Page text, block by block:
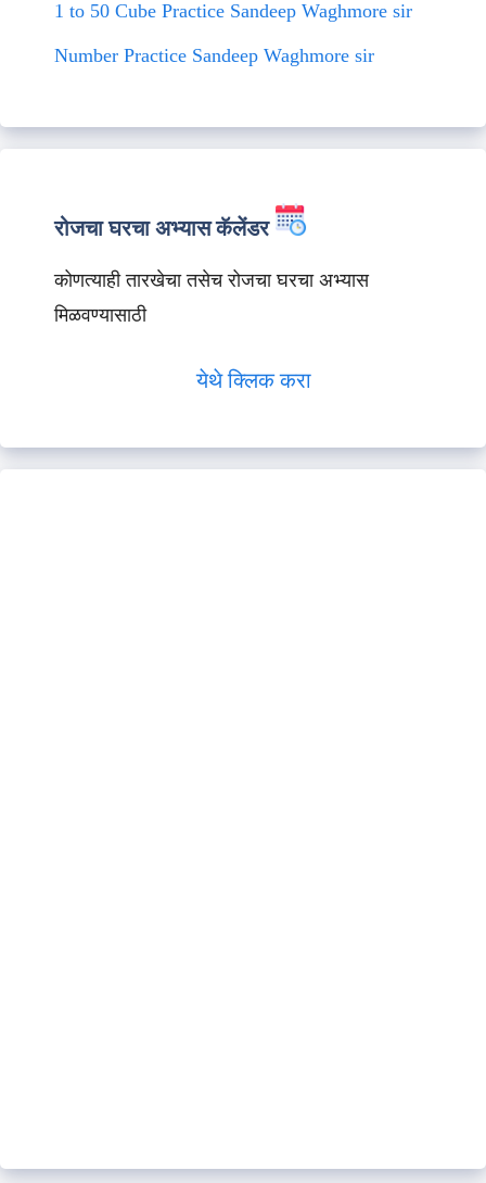
1 to 50 Cube Practice Sandeep Waghmore sir
Number Practice Sandeep Waghmore sir
रोजचा घरचा अभ्यास कॅलेंडर
कोणत्याही तारखेचा तसेच रोजचा घरचा अभ्यास
मिळवण्यासाठी
येथे क्लिक करा